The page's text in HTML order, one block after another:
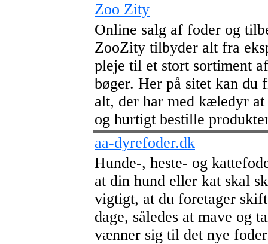
Zoo Zity
Online salg af foder og
ZooZity tilbyder alt fra
pleje til et stort sortiment
bøger. Her på sitet kan du
alt, der har med kæledyr
og hurtigt bestille
aa-dyrefoder.dk
Hunde-, heste- og
at din hund eller kat skal
vigtigt, at du foretager
dage, således at mave og
vænner sig til det nye